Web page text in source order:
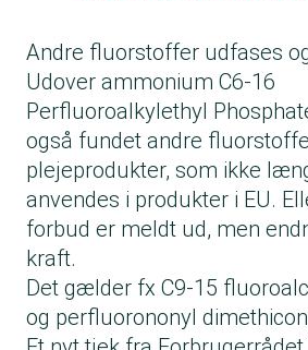
Andre fluorstoffer udfases
Udover ammonium C6-16
Perfluoroalkylethyl
også fundet andre
plejeprodukter, som ikke
anvendes i produkter i EU.
forbud er meldt ud, men
kraft.
Det gælder fx C9-15
og perfluorononyl